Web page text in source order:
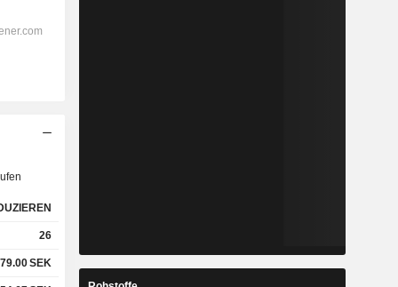
26
SEK